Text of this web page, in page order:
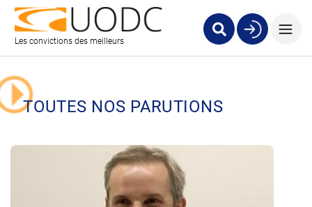
Les convictions des meilleurs
TOUTES NOS PARUTIONS